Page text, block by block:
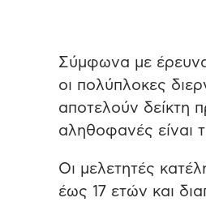
Σύμφωνα με
οι πολύπλοκες
αποτελούν δείκτη
αληθοφανές είναι
Οι μελετητές
έως 17 ετών και